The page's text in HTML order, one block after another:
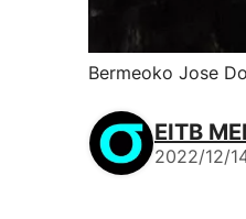
Bermeoko Jose
EITB
2022/12/